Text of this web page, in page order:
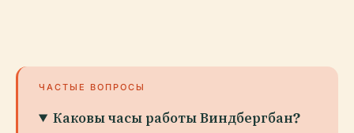
ЧАСТЫЕ ВОПРОСЫ
Каковы часы работы Виндбергбан?